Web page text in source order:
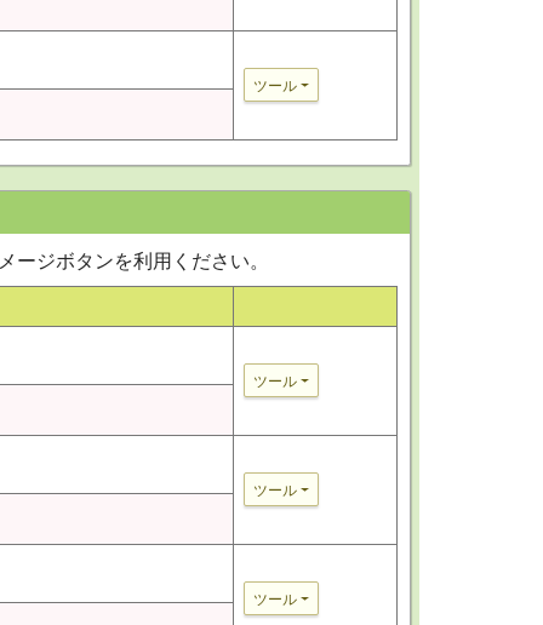
ツール
ージボタンを利用ください。
ツール
ツール
ツール